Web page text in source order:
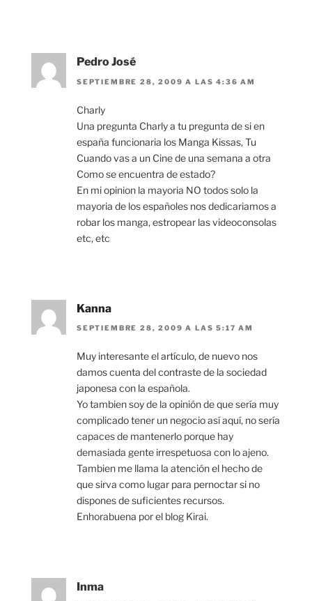
Pedro José
SEPTIEMBRE 28, 2009 A LAS 4:36 AM
Charly
Una pregunta Charly a tu pregunta de si en
españa funcionaria los Manga Kissas, Tu
Cuando vas a un Cine de una semana a otra
Como se encuentra de estado?
En mi opinion la mayoria NO todos solo la
mayoria de los españoles nos dedicariamos a
robar los manga, estropear las videoconsolas
etc, etc
Kanna
SEPTIEMBRE 28, 2009 A LAS 5:17 AM
Muy interesante el artículo, de nuevo nos
damos cuenta del contraste de la sociedad
japonesa con la española.
Yo tambien soy de la opinión de que sería muy
complicado tener un negocio así aquí, no sería
capaces de mantenerlo porque hay
demasiada gente irrespetuosa con lo ajeno.
Tambien me llama la atención el hecho de
que sirva como lugar para pernoctar si no
dispones de suficientes recursos.
Enhorabuena por el blog Kirai.
Inma